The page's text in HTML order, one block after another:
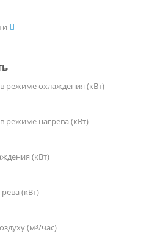
режиме охлаждения (кВт)
режиме нагрева (кВт)
(кВт)
(кВт)
(м³/час)